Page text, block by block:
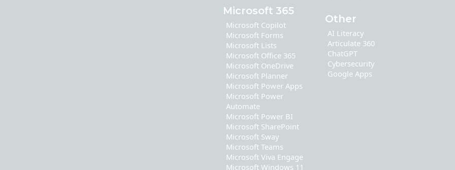
Microsoft 365
Microsoft Copilot
Microsoft Forms
Microsoft Lists
Microsoft Office 365
Microsoft OneDrive
Microsoft Planner
Microsoft Power Apps
Microsoft Power
Automate
Microsoft Power BI
Microsoft SharePoint
Microsoft Sway
Microsoft Teams
Microsoft Viva Engage
Microsoft Windows 11
Other
AI Literacy
Articulate 360
ChatGPT
Cybersecurity
Google Apps